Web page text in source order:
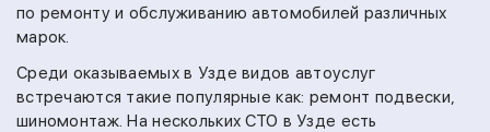
по ремонту и обслуживанию автомобилей различных
марок.
Среди оказываемых в Узде видов автоуслуг
встречаются такие популярные как: ремонт подвески,
шиномонтаж. На нескольких СТО в Узде есть